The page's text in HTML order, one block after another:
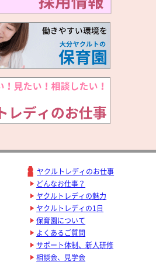
ヤクルトレディのお仕事
どんなお仕事？
ヤクルトレディの魅力
ヤクルトレディの1日
保育園について
よくあるご質問
サポート体制、新人研修
相談会、見学会